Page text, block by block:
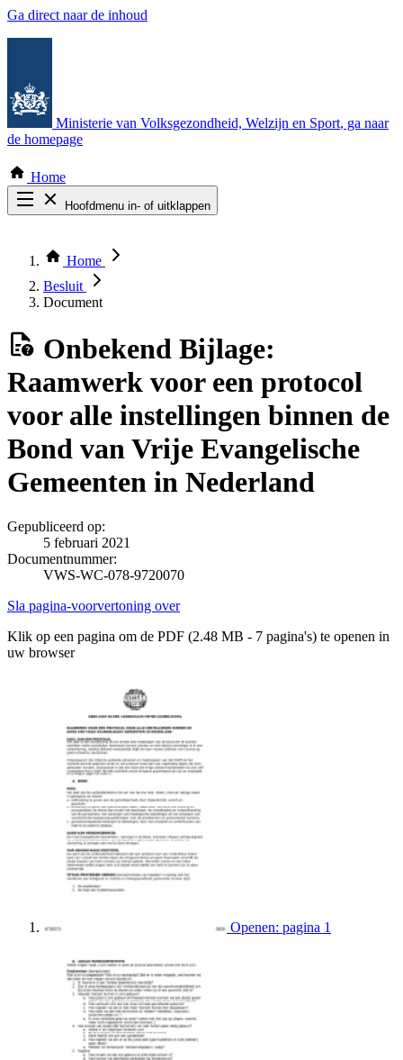
Ga direct naar de inhoud
Ministerie van Volksgezondheid, Welzijn en Sport, ga naar
de homepage
Home
Hoofdmenu in- of uitklappen
Thema COVID-19
Bekijk per bestuursorgaan
Home
Besluit
Document
Onbekend Bijlage:
Raamwerk voor een protocol
voor alle instellingen binnen de
Bond van Vrije Evangelische
Gemeenten in Nederland
Gepubliceerd op:
5 februari 2021
Documentnummer:
VWS-WC-078-9720070
Sla pagina-voorvertoning over
Klik op een pagina om de PDF (2.48 MB - 7 pagina's) te openen in
uw browser
Openen: pagina 1